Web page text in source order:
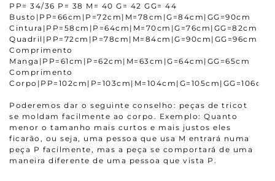
PP= 34/36 P= 38 M= 40 G= 42 GG= 44
Busto|PP=66cm|P=72cm|M=78cm|G=84cm|GG=90cm
Cintura|PP=58cm|P=64cm|M=70cm|G=76cm|GG=82cm
Quadril|PP=72cm|P=78cm|M=84cm|G=90cm|GG=96cm
Comprimento
Manga|PP=61cm|P=62cm|M=63cm|G=64cm|GG=65cm
Comprimento
Corpo|PP=102cm|P=103cm|M=104cm|G=105cm|GG=106cm
Poderemos dar o seguinte conselho: peças de tricot
se moldam facilmente ao corpo. Exemplo: Quanto
menor o tamanho mais curtos e mais justos eles
ficarão, ou seja, uma pessoa que usa M entrará numa
peça P facilmente, mas a peça se comportará de uma
maneira diferente de uma pessoa que vista P.